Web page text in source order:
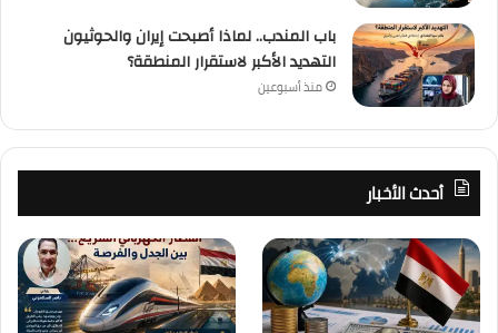
باب المندب.. لماذا أصبحت إيران والحوثيون
التهديد الأكبر لاستقرار المنطقة؟
منذ أسبوعين
أحدث الأخبار